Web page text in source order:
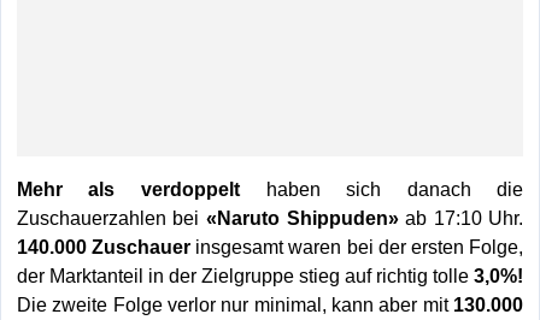
Mehr als verdoppelthaben sich danach die
Zuschauerzahlen bei «Naruto Shippuden»ab 17:10 Uhr.
140.000 Zuschauer insgesamt waren bei der ersten Folge,
der Marktanteil in der Zielgruppe stieg auf richtig tolle3,0%!
Die zweite Folge verlor nur minimal, kann aber mit 130.000